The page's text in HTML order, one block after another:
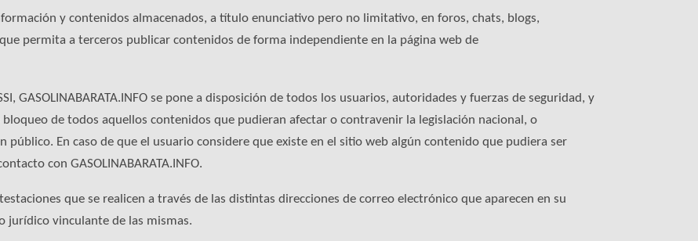
y contenidos almacenados, a título enunciativo pero no limitativo, en foros, chats, blogs,
permita a terceros publicar contenidos de forma independiente en la página web de
GASOLINABARATA.INFO se pone a disposición de todos los usuarios, autoridades y fuerzas de seguridad, y
de todos aquellos contenidos que pudieran afectar o contravenir la legislación nacional, o
En caso de que el usuario considere que existe en el sitio web algún contenido que pudiera ser
con GASOLINABARATA.INFO.
que se realicen a través de las distintas direcciones de correo electrónico que aparecen en su
jurídico vinculante de las mismas.